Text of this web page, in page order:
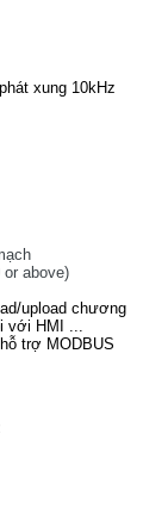
xung 10kHz
above)
upload chương
với HMI ...
trợ MODBUS